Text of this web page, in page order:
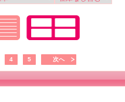
4 5 次へ